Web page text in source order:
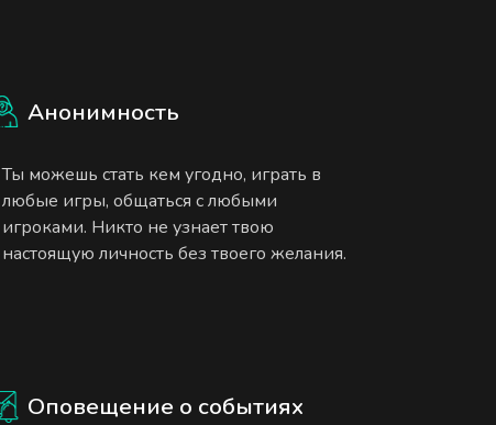
Анонимность
Ты можешь стать кем угодно, играть в
любые игры, общаться с любыми
игроками. Никто не узнает твою
настоящую личность без твоего желания.
Оповещение о событиях